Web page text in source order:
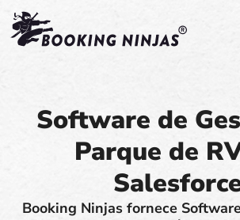
Software de
Parque de
Booking Ninjas fornece